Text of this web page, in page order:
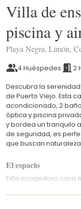
Villa de
piscina y
Playa Negra, Limón,
4 Huéspedes 2
Descubra la serenidad
de Puerto Viejo. Esta
acondicionado, 2
óptica y piscina
y bordea un tranquilo
de seguridad, es
que buscan
El espacio
Esta acogedora casa
carretera principal.